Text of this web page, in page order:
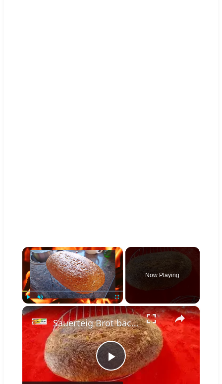
×
Play Unmute Fullscreen
Now Playing
×
Play
Sauerteig Brot backen - Schmackhaft und köstlich